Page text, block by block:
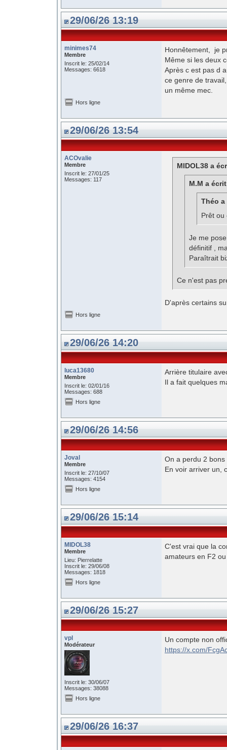
29/06/26 13:19
minimes74
Membre
Inscrit le: 25/02/14
Messages: 6618
Honnêtement, je
Même si les deux
Après c est pas d
ce genre de
un même mec.
Hors ligne
29/06/26 13:54
ACOvalie
Membre
Inscrit le: 27/01/25
Messages: 117
MIDOL38 a
M.M a
Théo
Prêt ou
Je me
définitif ,
Paraîtrait
Ce n'est pas
D'après certains
Hors ligne
29/06/26 14:20
luca13680
Membre
Inscrit le: 02/01/16
Messages: 688
Arrière titulaire
Il a fait quelques
Hors ligne
29/06/26 14:56
Joval
Membre
Inscrit le: 27/10/07
Messages: 4154
On a perdu 2
En voir arriver un,
Hors ligne
29/06/26 15:14
MIDOL38
Membre
Lieu: Pierrelatte
Inscrit le: 29/06/08
Messages: 1818
C'est vrai que la
amateurs en F2
Hors ligne
29/06/26 15:27
vpl
Modérateur
Inscrit le: 30/06/07
Messages: 38088
Un compte non
https://x.com/
Hors ligne
29/06/26 16:37